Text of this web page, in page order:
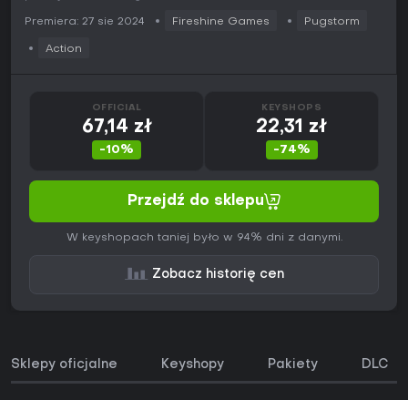
Premiera: 27 sie 2024 Fireshine Games Pugstorm
Action
OFFICIAL
67,14 zł
-10%
KEYSHOPS
22,31 zł
-74%
Przejdź do sklepu
W keyshopach taniej było w 94% dni z danymi.
Zobacz historię cen
Sklepy oficjalne Keyshopy Pakiety DLC